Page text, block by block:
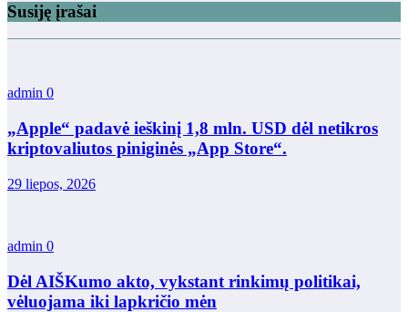
Susiję įrašai
admin 0
„Apple“ padavė ieškinį 1,8 mln. USD dėl netikros
kriptovaliutos piniginės „App Store“.
29 liepos, 2026
admin 0
Dėl AIŠKumo akto, vykstant rinkimų politikai,
vėluojama iki lapkričio mėn